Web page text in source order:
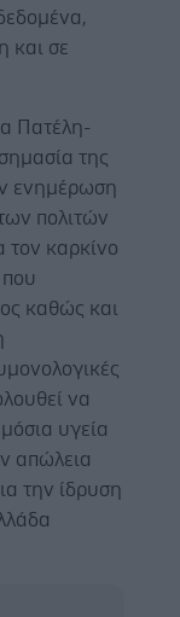
και σε
Πατέλη-
της
ενημέρωση
πολιτών
τον καρκίνο
καθώς και
να
υγεία
απώλεια
την ίδρυση